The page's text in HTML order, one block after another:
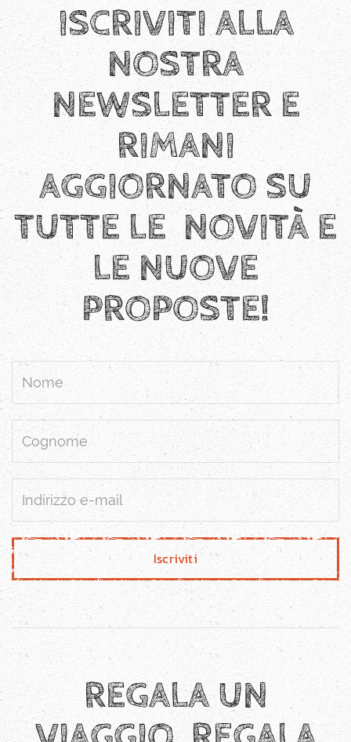
ISCRIVITI ALLA
NOSTRA
NEWSLETTER E
RIMANI
AGGIORNATO SU
TUTTE LE NOVITÀ E
LE NUOVE
PROPOSTE!
Iscriviti
REGALA UN